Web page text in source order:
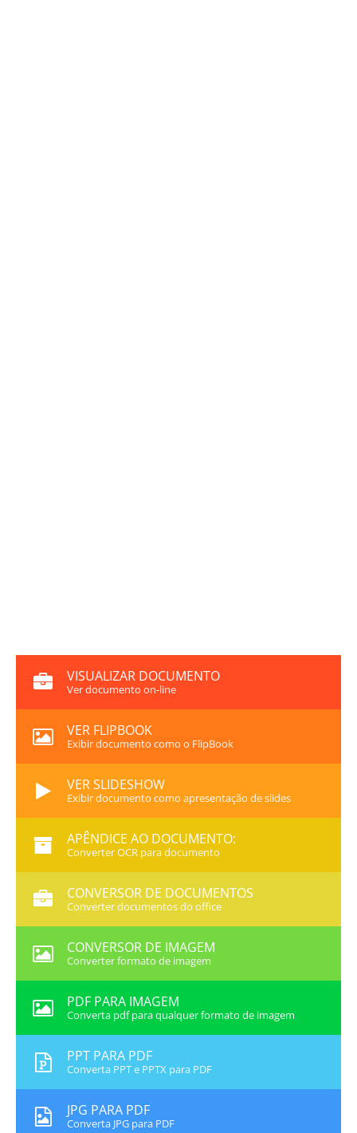
VISUALIZAR DOCUMENTO
Ver documento on-line
VER FLIPBOOK
Exibir documento como o FlipBook
VER SLIDESHOW
Exibir documento como apresentação de slides
APÊNDICE AO DOCUMENTO:
Converter OCR para documento
CONVERSOR DE DOCUMENTOS
Converter documentos do office
CONVERSOR DE IMAGEM
Converter formato de imagem
PDF PARA IMAGEM
Converta pdf para qualquer formato de imagem
PPT PARA PDF
Converta PPT e PPTX para PDF
JPG PARA PDF
Converta JPG para PDF